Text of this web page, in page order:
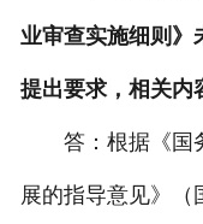
业审查实施细则》
提出要求，相关内
答：根据《国务
展的指导意见》（